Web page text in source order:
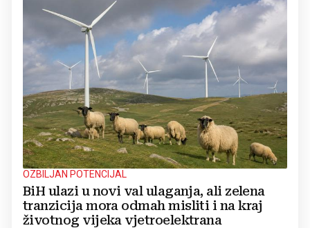
OZBILJAN POTENCIJAL
BiH ulazi u novi val ulaganja, ali zelena
tranzicija mora odmah misliti i na kraj
životnog vijeka vjetroelektrana